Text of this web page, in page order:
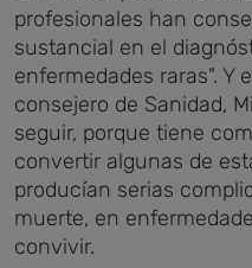
profesionales han
sustancial en el
enfermedades raras". Y
consejero de Sanidad,
seguir, porque tiene
convertir algunas de
producían serias
muerte, en
convivir.